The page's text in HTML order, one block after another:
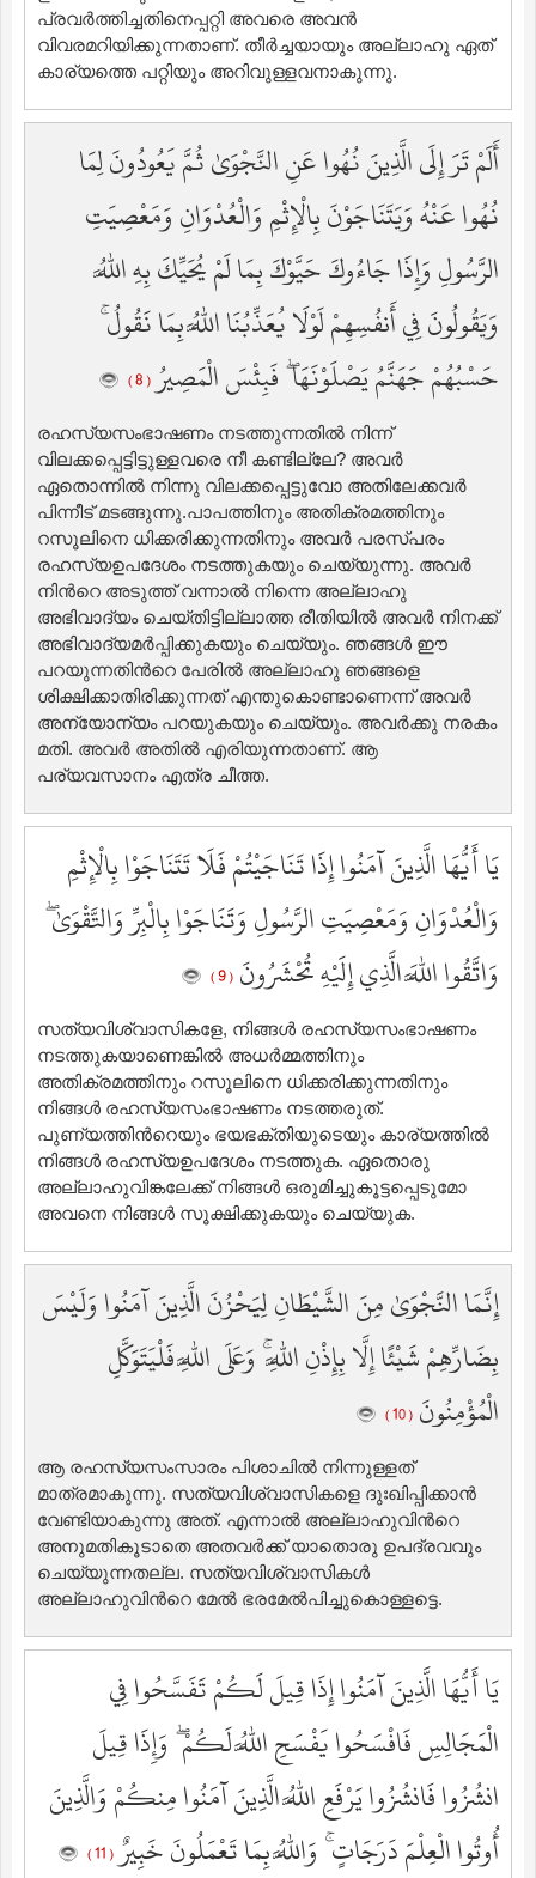
പ്രവര്‍ത്തിച്ചതിനെപ്പറ്റി അവരെ അവന്‍
വിവരമറിയിക്കുന്നതാണ്‌. തീര്‍ച്ചയായും അല്ലാഹു ഏത്
കാര്യത്തെ പറ്റിയും അറിവുള്ളവനാകുന്നു.
أَلَمْ تَرَ إِلَى الَّذِينَ نُهُوا عَنِ النَّجْوَىٰ ثُمَّ يَعُودُونَ لِمَا
نُهُوا عَنْهُ وَيَتَنَاجَوْنَ بِالْإِثْمِ وَالْعُدْوَانِ وَمَعْصِيَتِ
الرَّسُولِ وَإِذَا جَاءُوكَ حَيَّوْكَ بِمَا لَمْ يُحَيِّكَ بِهِ اللَّهُ
وَيَقُولُونَ فِي أَنفُسِهِمْ لَوْلَا يُعَذِّبُنَا اللَّهُ بِمَا نَقُولُ ۚ
حَسْبُهُمْ جَهَنَّمُ يَصْلَوْنَهَا ۖ فَبِئْسَ الْمَصِيرُ( 8 )
രഹസ്യസംഭാഷണം നടത്തുന്നതില്‍ നിന്ന്
വിലക്കപ്പെട്ടിട്ടുള്ളവരെ നീ കണ്ടില്ലേ? അവര്‍
ഏതൊന്നില്‍ നിന്നു വിലക്കപ്പെട്ടുവോ അതിലേക്കവര്‍
പിന്നീട് മടങ്ങുന്നു.പാപത്തിനും അതിക്രമത്തിനും
റസൂലിനെ ധിക്കരിക്കുന്നതിനും അവര്‍ പരസ്പരം
രഹസ്യഉപദേശം നടത്തുകയും ചെയ്യുന്നു. അവര്‍
നിന്‍റെ അടുത്ത് വന്നാല്‍ നിന്നെ അല്ലാഹു
അഭിവാദ്യം ചെയ്തിട്ടില്ലാത്ത രീതിയില്‍ അവര്‍ നിനക്ക്
അഭിവാദ്യമര്‍പ്പിക്കുകയും ചെയ്യും. ഞങ്ങള്‍ ഈ
പറയുന്നതിന്‍റെ പേരില്‍ അല്ലാഹു ഞങ്ങളെ
ശിക്ഷിക്കാതിരിക്കുന്നത് എന്തുകൊണ്ടാണെന്ന് അവര്‍
അന്യോന്യം പറയുകയും ചെയ്യും. അവര്‍ക്കു നരകം
മതി. അവര്‍ അതില്‍ എരിയുന്നതാണ്‌. ആ
പര്യവസാനം എത്ര ചീത്ത.
يَا أَيُّهَا الَّذِينَ آمَنُوا إِذَا تَنَاجَيْتُمْ فَلَا تَتَنَاجَوْا بِالْإِثْمِ
وَالْعُدْوَانِ وَمَعْصِيَتِ الرَّسُولِ وَتَنَاجَوْا بِالْبِرِّ وَالتَّقْوَىٰ ۖ
وَاتَّقُوا اللَّهَ الَّذِي إِلَيْهِ تُحْشَرُونَ ( 9 )
സത്യവിശ്വാസികളേ, നിങ്ങള്‍ രഹസ്യസംഭാഷണം
നടത്തുകയാണെങ്കില്‍ അധര്‍മ്മത്തിനും
അതിക്രമത്തിനും റസൂലിനെ ധിക്കരിക്കുന്നതിനും
നിങ്ങള്‍ രഹസ്യസംഭാഷണം നടത്തരുത്‌.
പുണ്യത്തിന്‍റെയും ഭയഭക്തിയുടെയും കാര്യത്തില്‍
നിങ്ങള്‍ രഹസ്യഉപദേശം നടത്തുക. ഏതൊരു
അല്ലാഹുവിങ്കലേക്ക് നിങ്ങള്‍ ഒരുമിച്ചുകൂട്ടപ്പെടുമോ
അവനെ നിങ്ങള്‍ സൂക്ഷിക്കുകയും ചെയ്യുക.
إِنَّمَا النَّجْوَىٰ مِنَ الشَّيْطَانِ لِيَحْزُنَ الَّذِينَ آمَنُوا وَلَيْسَ
بِضَارِّهِمْ شَيْئًا إِلَّا بِإِذْنِ اللَّهِ ۚ وَعَلَى اللَّهِ فَلْيَتَوَكَّلِ
الْمُؤْمِنُونَ ( 10 )
ആ രഹസ്യസംസാരം പിശാചില്‍ നിന്നുള്ളത്
മാത്രമാകുന്നു. സത്യവിശ്വാസികളെ ദുഃഖിപ്പിക്കാന്‍
വേണ്ടിയാകുന്നു അത്‌. എന്നാല്‍ അല്ലാഹുവിന്‍റെ
അനുമതികൂടാതെ അതവര്‍ക്ക് യാതൊരു ഉപദ്രവവും
ചെയ്യുന്നതല്ല. സത്യവിശ്വാസികള്‍
അല്ലാഹുവിന്‍റെ മേല്‍ ഭരമേല്‍പിച്ചുകൊള്ളട്ടെ.
يَا أَيُّهَا الَّذِينَ آمَنُوا إِذَا قِيلَ لَكُمْ تَفَسَّحُوا فِي
الْمَجَالِسِ فَافْسَحُوا يَفْسَحِ اللَّهُ لَكُمْ ۖ وَإِذَا قِيلَ
انشُزُوا فَانشُزُوا يَرْفَعِ اللَّهُ الَّذِينَ آمَنُوا مِنكُمْ وَالَّذِينَ
أُوتُوا الْعِلْمَ دَرَجَاتٍ ۚ وَاللَّهُ بِمَا تَعْمَلُونَ خَبِيرٌ( 11 )